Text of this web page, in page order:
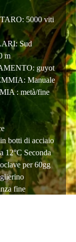
5000 viti
Sud
m
guyot
Manuale
: metà/fine
botti di acciaio
12°C Seconda
per 60gg
fine